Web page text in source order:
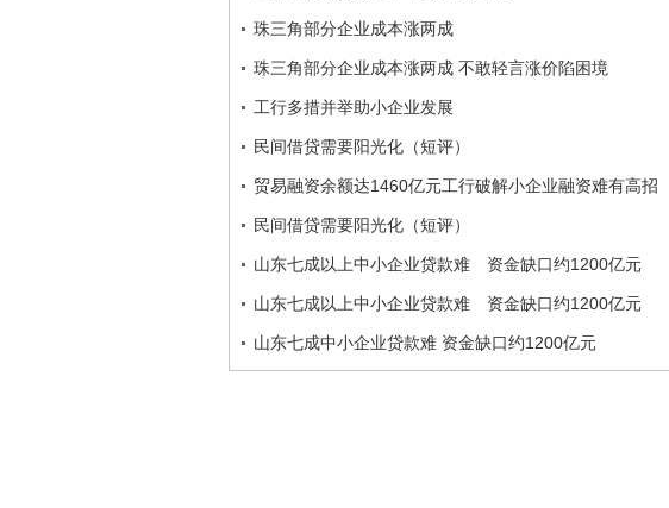
珠三角部分企业成本涨两成
珠三角部分企业成本涨两成 不敢轻言涨价陷困境
工行多措并举助小企业发展
民间借贷需要阳光化（短评）
贸易融资余额达1460亿元工行破解小企业融资难有高招
民间借贷需要阳光化（短评）
山东七成以上中小企业贷款难 资金缺口约1200亿元
山东七成以上中小企业贷款难 资金缺口约1200亿元
山东七成中小企业贷款难 资金缺口约1200亿元